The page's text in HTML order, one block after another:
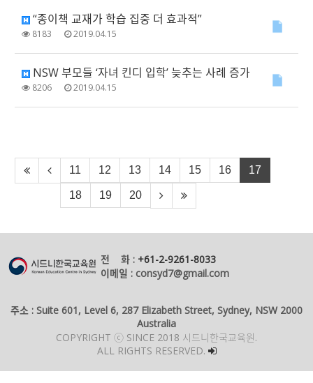
“종이책 교재가 학습 집중 더 효과적”
8183 2019.04.15
NSW 부모들 ‘자녀 킨디 입학’ 늦추는 사례 증가
8206 2019.04.15
11 12 13 14 15 16 17
18 19 20
전 화 : +61-2-9261-8033
이메일 : consyd7@gmail.com
주소 : Suite 601, Level 6, 287 Elizabeth Street, Sydney, NSW 2000
Australia
COPYRIGHT ⓒ SINCE 2018 시드니한국교육원.
ALL RIGHTS RESERVED.